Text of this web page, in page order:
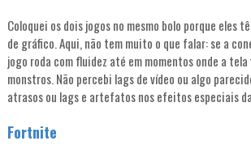
Coloquei os dois jogos no mesmo bolo porque eles
de gráfico. Aqui, não tem muito o que falar: se a
jogo roda com fluidez até em momentos onde a
monstros. Não percebi lags de vídeo ou algo
atrasos ou lags e artefatos nos efeitos especiais
Fortnite